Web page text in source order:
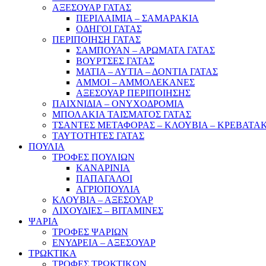
ΑΞΕΣΟΥΑΡ ΓΑΤΑΣ
ΠΕΡΙΛΑΙΜΙΑ – ΣΑΜΑΡΑΚΙΑ
ΟΔΗΓΟΙ ΓΑΤΑΣ
ΠΕΡΙΠΟΙΗΣΗ ΓΑΤΑΣ
ΣΑΜΠΟΥΑΝ – ΑΡΩΜΑΤΑ ΓΑΤΑΣ
ΒΟΥΡΤΣΕΣ ΓΑΤΑΣ
ΜΑΤΙΑ – ΑΥΤΙΑ – ΔΟΝΤΙΑ ΓΑΤΑΣ
ΑΜΜΟΙ – ΑΜΜΟΛΕΚΑΝΕΣ
ΑΞΕΣΟΥΑΡ ΠΕΡΙΠΟΙΗΣΗΣ
ΠΑΙΧΝΙΔΙΑ – ΟΝΥΧΟΔΡΟΜΙΑ
ΜΠΟΛΑΚΙΑ ΤΑΙΣΜΑΤΟΣ ΓΑΤΑΣ
ΤΣΑΝΤΕΣ ΜΕΤΑΦΟΡΑΣ – ΚΛΟΥΒΙΑ –
ΤΑΥΤΟΤΗΤΕΣ ΓΑΤΑΣ
ΠΟΥΛΙΑ
ΤΡΟΦΕΣ ΠΟΥΛΙΩΝ
ΚΑΝΑΡΙΝΙΑ
ΠΑΠΑΓΑΛΟΙ
ΑΓΡΙΟΠΟΥΛΙΑ
ΚΛΟΥΒΙΑ – ΑΞΕΣΟΥΑΡ
ΛΙΧΟΥΔΙΕΣ – ΒΙΤΑΜΙΝΕΣ
ΨΑΡΙΑ
ΤΡΟΦΕΣ ΨΑΡΙΩΝ
ΕΝΥΔΡΕΙΑ – ΑΞΕΣΟΥΑΡ
ΤΡΩΚΤΙΚΑ
ΤΡΟΦΕΣ ΤΡΩΚΤΙΚΩΝ